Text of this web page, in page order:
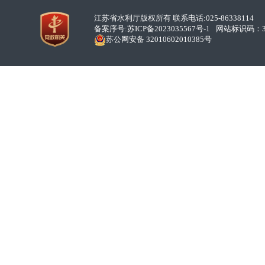
江苏省水利厅版权所有 联系电话:025-86338114
备案序号:苏ICP备2023035567号-1
网站标识码：
苏公网安备 32010602010385号